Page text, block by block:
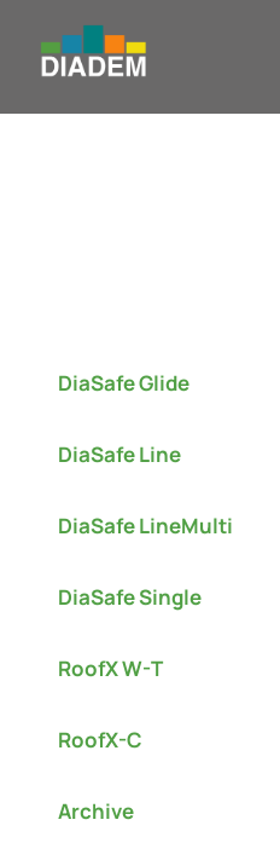
DiaSafe Glide
DiaSafe Line
DiaSafe LineMulti
DiaSafe Single
RoofX W-T
RoofX-C
Archive